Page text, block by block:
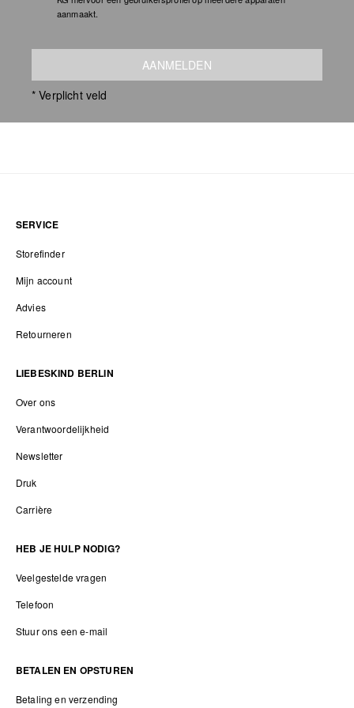
aanmaakt.
AANMELDEN
* Verplicht veld
SERVICE
Storefinder
Mijn account
Advies
Retourneren
LIEBESKIND BERLIN
Over ons
Verantwoordelijkheid
Newsletter
Druk
Carrière
HEB JE HULP NODIG?
Veelgestelde vragen
Telefoon
Stuur ons een e-mail
BETALEN EN OPSTUREN
Betaling en verzending